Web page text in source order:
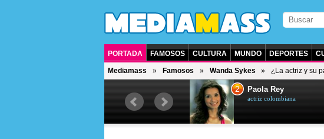
PORTADA FAMOSOS CULTURA MUNDO DEPORTES
Mediamass Famosos Wanda Sykes ¿La actriz y su
actor y presentador de televisión
2 Paola Rey
actriz colombiana